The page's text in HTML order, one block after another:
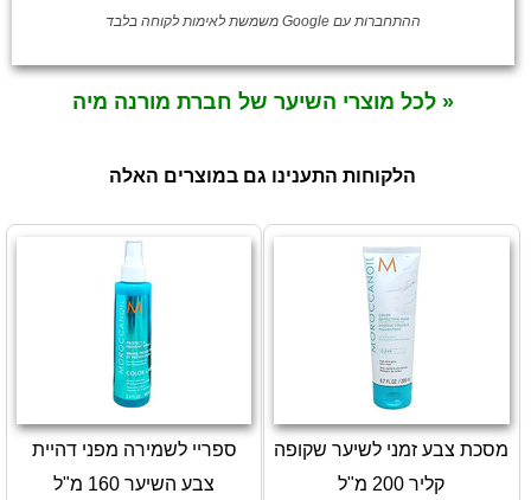
ההתחברות עם Google משמשת לאימות לקוחה בלבד
« לכל מוצרי השיער של חברת מורנה מיה
הלקוחות התענינו גם במוצרים האלה
מסכת צבע זמני לשיער שקופה
קליר 200 מ"ל
ספריי לשמירה מפני דהיית
צבע השיער 160 מ"ל